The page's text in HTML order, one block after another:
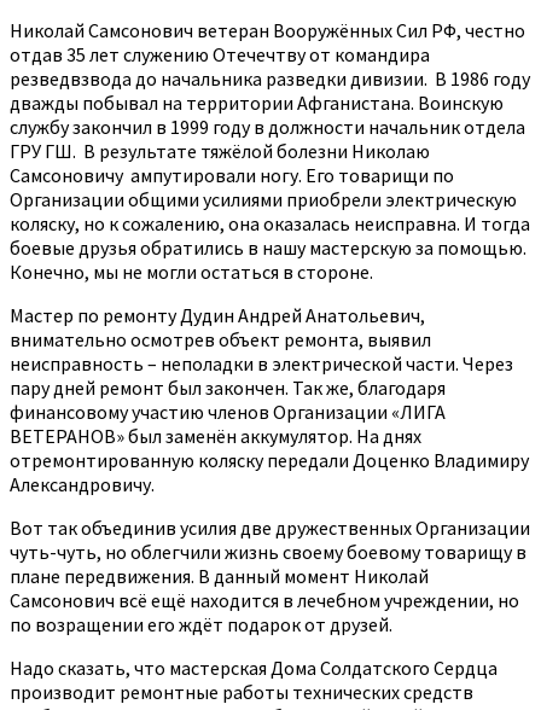
Николай Самсонович ветеран Вооружённых Сил РФ, честно
отдав 35 лет служению Отечечтву от командира
резведвзвода до начальника разведки дивизии. В 1986 году
дважды побывал на территории Афганистана. Воинскую
службу закончил в 1999 году в должности начальник отдела
ГРУ ГШ. В результате тяжёлой болезни Николаю
Самсоновичу ампутировали ногу. Его товарищи по
Организации общими усилиями приобрели электрическую
коляску, но к сожалению, она оказалась неисправна. И тогда
боевые друзья обратились в нашу мастерскую за помощью.
Конечно, мы не могли остаться в стороне.
Мастер по ремонту Дудин Андрей Анатольевич,
внимательно осмотрев объект ремонта, выявил
неисправность – неполадки в электрической части. Через
пару дней ремонт был закончен. Так же, благодаря
финансовому участию членов Организации «ЛИГА
ВЕТЕРАНОВ» был заменён аккумулятор. На днях
отремонтированную коляску передали Доценко Владимиру
Александровичу.
Вот так объединив усилия две дружественных Организации
чуть-чуть, но облегчили жизнь своему боевому товарищу в
плане передвижения. В данный момент Николай
Самсонович всё ещё находится в лечебном учреждении, но
по возращении его ждёт подарок от друзей.
Надо сказать, что мастерская Дома Солдатского Сердца
производит ремонтные работы технических средств